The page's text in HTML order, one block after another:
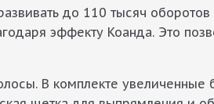
до 110 тысяч
эффекту Коанда. Это
В комплекте